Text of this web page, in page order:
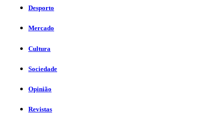
Desporto
Mercado
Cultura
Sociedade
Opinião
Revistas